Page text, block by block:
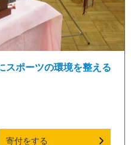
スポーツの環境を整える
寄付をする